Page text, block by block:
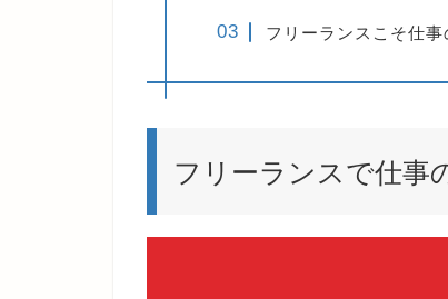
フリーランスこそ仕
フリーランスで仕事